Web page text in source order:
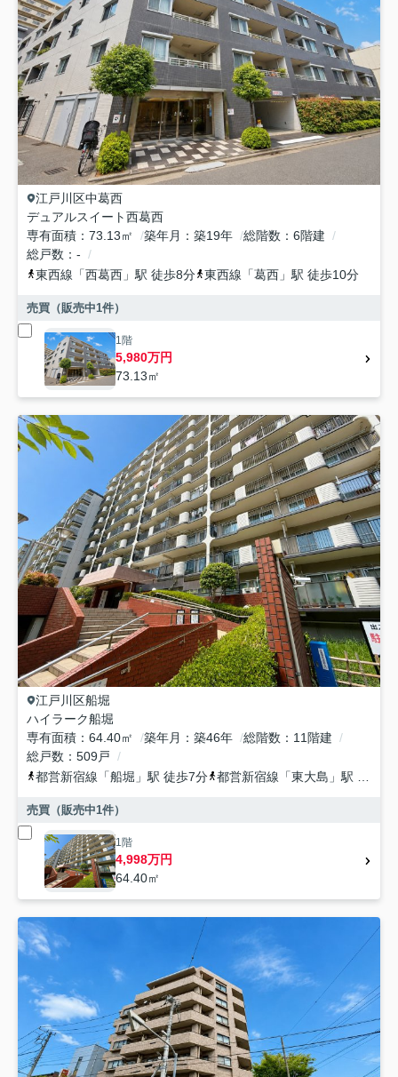
江戸川区中葛西
デュアルスイート西葛西
専有面積
73.13㎡ 築年月 築19年 総階数
6階建
総戸数
-
東西線 「西葛西 」駅 徒歩8分 東西線 「葛西 」駅 徒歩10分
売買（販売中1件）
1階
5,980万円
73.13㎡
江戸川区船堀
ハイラーク船堀
専有面積
64.40㎡ 築年月 築46年 総階数
11階建
総戸数
509戸
都営新宿線 「船堀 」駅 徒歩7分 都営新宿線 「東大島 」駅 徒歩23分
売買（販売中1件）
1階
4,998万円
64.40㎡